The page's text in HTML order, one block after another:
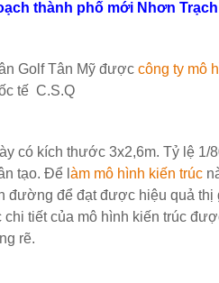
thành phố mới Nhơn Trạch
Golf Tân Mỹ được công ty mô
tế C.S.Q
có kích thước 3x2,6m. Tỷ lệ
tạo. Để l àm mô hình kiến trúc
đường để đạt được hiệu quả thị
chi tiết của mô hình kiến trúc
rẽ.